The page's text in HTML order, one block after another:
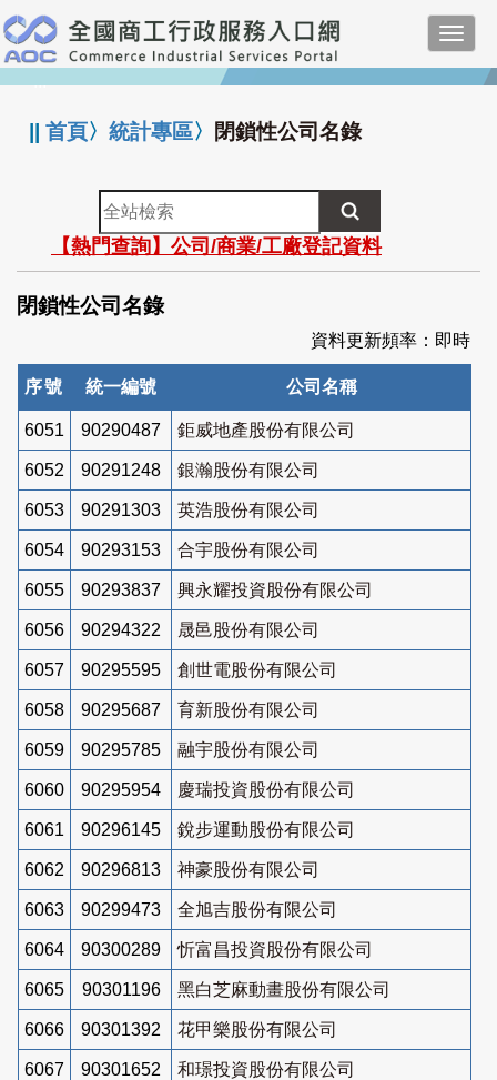
跳
到
主
要
:::
||首頁〉統計專區〉 閉鎖性公司名錄
全
站
檢
索
【熱門查詢】公司/商業/工廠登記資料
閉鎖性公司名錄
資料更新頻率：即時
序號 統一編號 公司名稱
6051 90290487 鉅威地產股份有限公司
6052 90291248 銀瀚股份有限公司
6053 90291303 英浩股份有限公司
6054 90293153 合宇股份有限公司
6055 90293837 興永耀投資股份有限公司
6056 90294322 晟邑股份有限公司
6057 90295595 創世電股份有限公司
6058 90295687 育新股份有限公司
6059 90295785 融宇股份有限公司
6060 90295954 慶瑞投資股份有限公司
6061 90296145 銳步運動股份有限公司
6062 90296813 神豪股份有限公司
6063 90299473 全旭吉股份有限公司
6064 90300289 忻富昌投資股份有限公司
6065 90301196 黑白芝麻動畫股份有限公司
6066 90301392 花甲樂股份有限公司
6067 90301652 和璟投資股份有限公司